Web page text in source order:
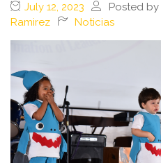
July 12, 2023 Posted by
Ramirez
Noticias